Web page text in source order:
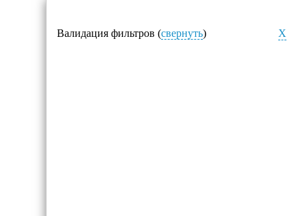
Валидация фильтров (свернуть)
X